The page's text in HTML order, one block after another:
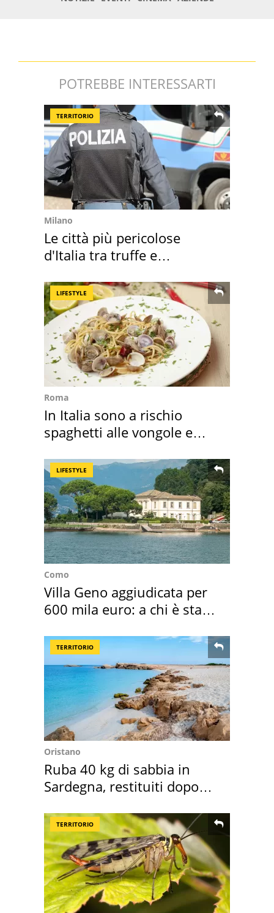
POTREBBE INTERESSARTI
TERRITORIO
Milano
Le città più pericolose
d'Italia tra truffe e
LIFESTYLE
Roma
In Italia sono a rischio
spaghetti alle vongole e
LIFESTYLE
Como
Villa Geno aggiudicata per
600 mila euro: a chi è stata
TERRITORIO
Oristano
Ruba 40 kg di sabbia in
Sardegna, restituiti dopo
TERRITORIO